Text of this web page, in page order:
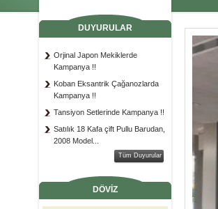
DUYURULAR
Kampanya !!
Kampanya !!
2008 Model...
Satılık Tajima, 15 Kafa, 12 İğne..
15 Kafa, Çift...
Satılık TAJİMA, 2010 Model, 15
Kafa, 4 Pullu,...
Tüm Duyurular
DÖVİZ